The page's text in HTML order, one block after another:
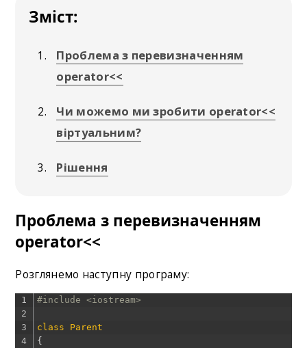
Зміст:
Проблема з перевизначенням
operator<<
Чи можемо ми зробити operator<<
віртуальним?
Рішення
Проблема з перевизначенням
operator<<
Розглянемо наступну програму:
1
2
3
4
#include <iostream>
class
Parent
{